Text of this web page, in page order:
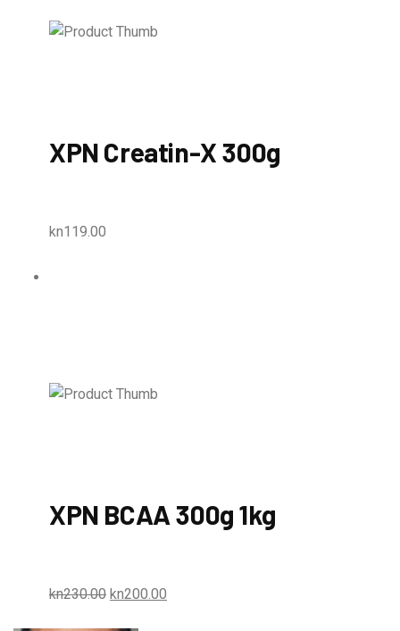
XPN Creatin-X 300g
kn119.00
XPN BCAA 300g 1kg
kn230.00 kn200.00